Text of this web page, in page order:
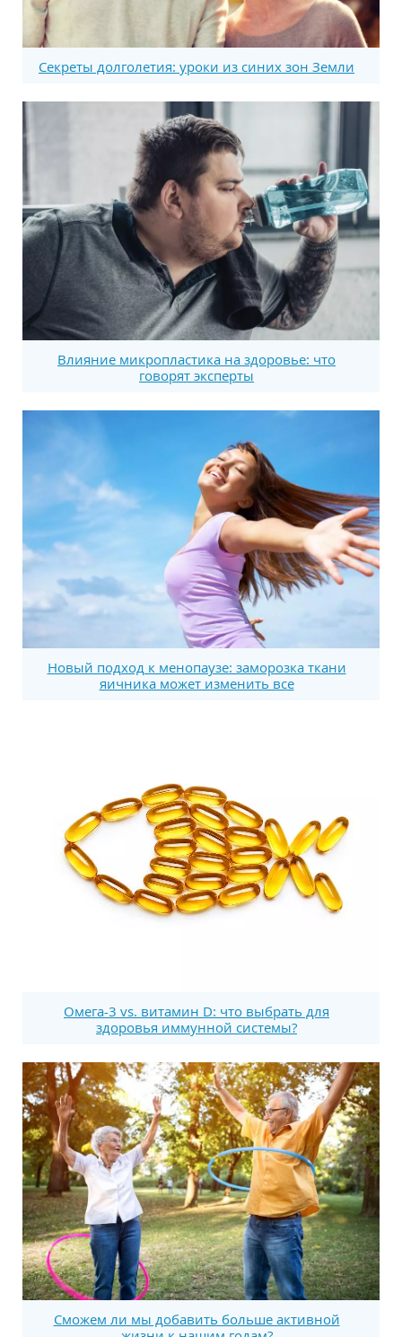
Секреты долголетия: уроки из синих зон Земли
Влияние микропластика на здоровье: что
говорят эксперты
Новый подход к менопаузе: заморозка ткани
яичника может изменить все
Омега-3 vs. витамин D: что выбрать для
здоровья иммунной системы?
Сможем ли мы добавить больше активной